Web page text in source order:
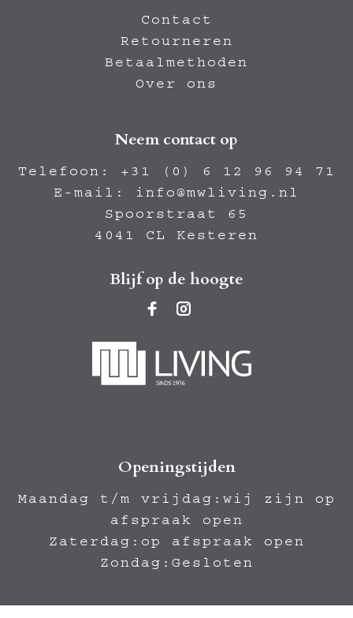
Contact
Retourneren
Betaalmethoden
Over ons
Neem contact op
Telefoon: +31 (0) 6 12 96 94 71
E-mail: info@mwliving.nl
Spoorstraat 65
4041 CL Kesteren
Blijf op de hoogte
Openingstijden
Maandag t/m vrijdag:wij zijn op
afspraak open
Zaterdag:op afspraak open
Zondag:Gesloten